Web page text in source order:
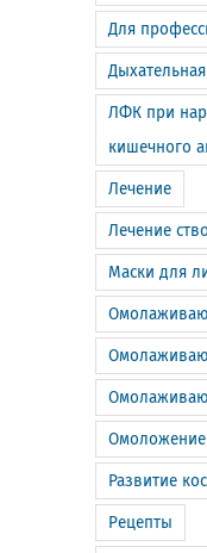
Для
ЛФК при
кишечного
Лечение
Лечение
Маски для
Омоложение
Развитие
Рецепты